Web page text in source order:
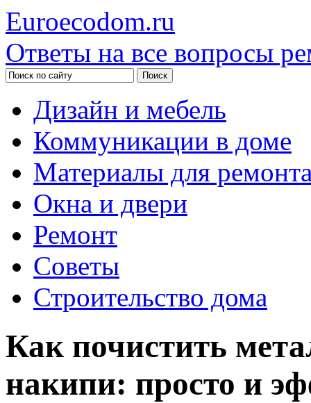
Euroecodom.ru
Ответы на все вопросы
Дизайн и мебель
Коммуникации в доме
Материалы для
Окна и двери
Ремонт
Советы
Строительство дома
Как почистить
накипи: просто и